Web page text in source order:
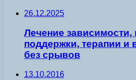
26.12.2025
Лечение
поддержки, терапии и
без срывов
13.10.2016